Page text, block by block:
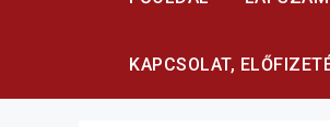
KAPCSOLAT,